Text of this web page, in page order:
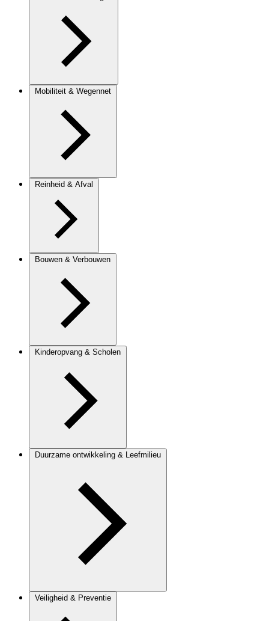
Mobiliteit & Wegennet
Reinheid & Afval
Bouwen & Verbouwen
Kinderopvang & Scholen
Duurzame ontwikkeling & Leefmilieu
Veiligheid & Preventie